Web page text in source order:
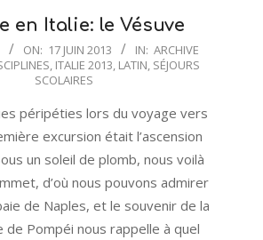
en Italie: le Vésuve
ON: 17 JUIN 2013 IN: ARCHIVE
, ITALIE 2013, LATIN, SÉJOURS
SCOLAIRES
péripéties lors du voyage vers
excursion était l’ascension
un soleil de plomb, nous voilà
d’où nous pouvons admirer
de Naples, et le souvenir de la
de Pompéi nous rappelle à quel